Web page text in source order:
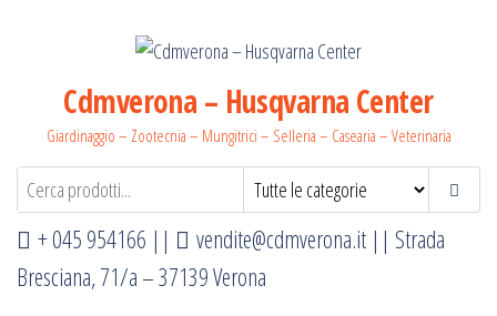
Cdmverona – Husqvarna Center
Giardinaggio – Zootecnia – Mungitrici – Selleria – Casearia – Veterinaria
+ 045 954166 || vendite@cdmverona.it || Strada
Bresciana, 71/a – 37139 Verona